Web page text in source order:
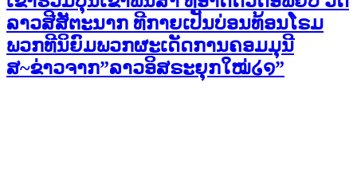
ລາວສີສັຕະນາກ ທີກາຍເປັນບ່ອນທ້ອນໂຣມ
ພວກທີນິຍົມພວກຜະເດັດການຄອມມຸນີ
ສ~ຂ່າວຈາກ”ລາວອິສຣະຍຸກໃໝ່໒໑”